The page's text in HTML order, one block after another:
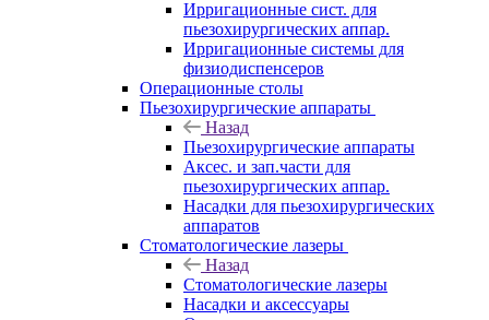
Ирригационные сист. для
пьезохирургических аппар.
Ирригационные системы для
физиодиспенсеров
Операционные столы
Пьезохирургические аппараты
Назад
Пьезохирургические аппараты
Аксес. и зап.части для
пьезохирургических аппар.
Насадки для пьезохирургических
аппаратов
Стоматологические лазеры
Назад
Стоматологические лазеры
Насадки и аксессуары